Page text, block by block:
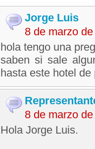
Jorge Luis
8 de marzo
hola tengo una
saben si sale
hasta este hotel de
8 de marzo
Hola Jorge Luis.